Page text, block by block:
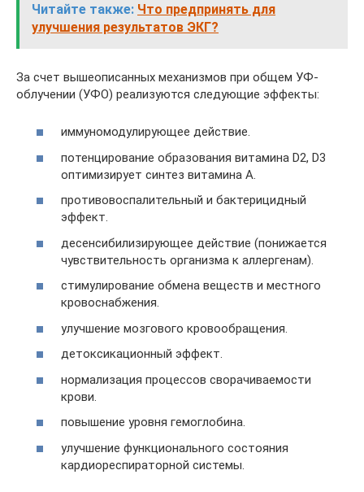
Читайте также: Что предпринять для
улучшения результатов ЭКГ?
За счет вышеописанных механизмов при общем УФ-
облучении (УФО) реализуются следующие эффекты:
иммуномодулирующее действие.
потенцирование образования витамина D2, D3
оптимизирует синтез витамина А.
противовоспалительный и бактерицидный
эффект.
десенсибилизирующее действие (понижается
чувствительность организма к аллергенам).
стимулирование обмена веществ и местного
кровоснабжения.
улучшение мозгового кровообращения.
детоксикационный эффект.
нормализация процессов сворачиваемости
крови.
повышение уровня гемоглобина.
улучшение функционального состояния
кардиореспираторной системы.